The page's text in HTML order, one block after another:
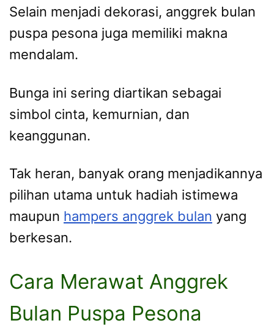
Selain menjadi dekorasi, anggrek bulan
puspa pesona juga memiliki makna
mendalam.
Bunga ini sering diartikan sebagai
simbol cinta, kemurnian, dan
keanggunan.
Tak heran, banyak orang menjadikannya
pilihan utama untuk hadiah istimewa
maupun hampers anggrek bulan yang
berkesan.
Cara Merawat Anggrek
Bulan Puspa Pesona